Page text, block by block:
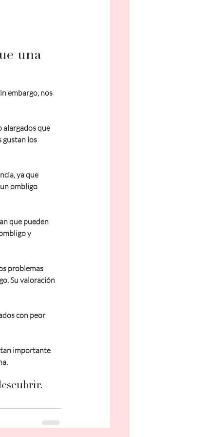
una
embargo, nos
alargados que
gustan los
ya que
ombligo
que pueden
y
problemas
Su valoración
con peor
tan importante